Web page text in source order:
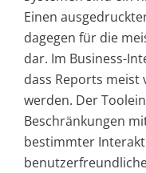
Einen
dagegen für die
dar. Im Business-
dass Reports
werden. Der
Beschränkungen
bestimmter